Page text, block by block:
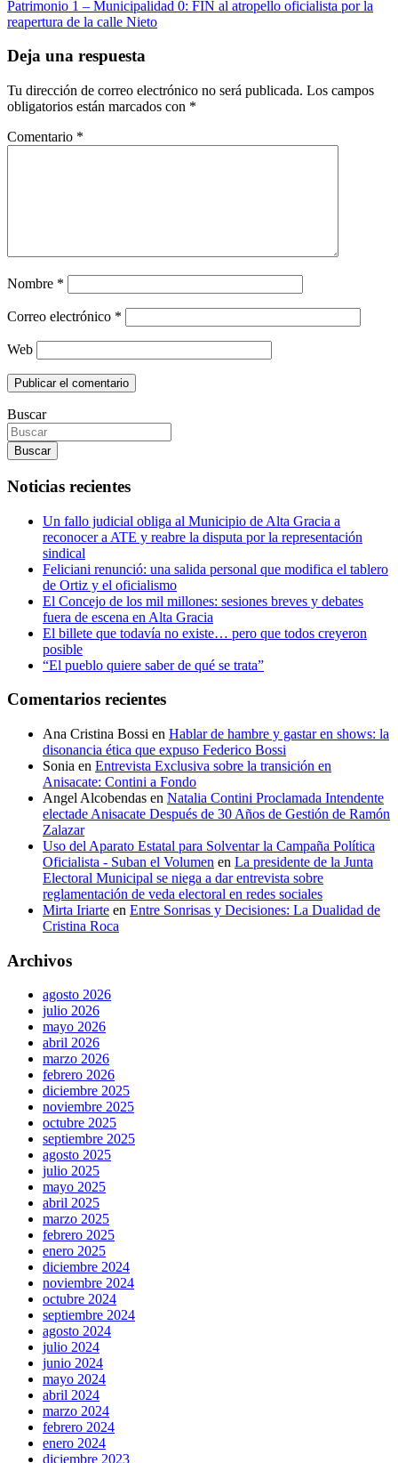
Patrimonio 1 – Municipalidad 0: FIN al atropello oficialista por la
reapertura de la calle Nieto
Deja una respuesta
Tu dirección de correo electrónico no será publicada. Los campos
obligatorios están marcados con *
Comentario *
Nombre *
Correo electrónico *
Web
Buscar
Buscar
Noticias recientes
Un fallo judicial obliga al Municipio de Alta Gracia a
reconocer a ATE y reabre la disputa por la representación
sindical
Feliciani renunció: una salida personal que modifica el tablero
de Ortiz y el oficialismo
El Concejo de los mil millones: sesiones breves y debates
fuera de escena en Alta Gracia
El billete que todavía no existe… pero que todos creyeron
posible
“El pueblo quiere saber de qué se trata”
Comentarios recientes
Ana Cristina Bossi en Hablar de hambre y gastar en shows: la
disonancia ética que expuso Federico Bossi
Sonia en Entrevista Exclusiva sobre la transición en
Anisacate: Contini a Fondo
Angel Alcobendas en Natalia Contini Proclamada Intendente
electade Anisacate Después de 30 Años de Gestión de Ramón
Zalazar
Uso del Aparato Estatal para Solventar la Campaña Política
Oficialista - Suban el Volumen en La presidente de la Junta
Electoral Municipal se niega a dar entrevista sobre
reglamentación de veda electoral en redes sociales
Mirta Iriarte en Entre Sonrisas y Decisiones: La Dualidad de
Cristina Roca
Archivos
agosto 2026
julio 2026
mayo 2026
abril 2026
marzo 2026
febrero 2026
diciembre 2025
noviembre 2025
octubre 2025
septiembre 2025
agosto 2025
julio 2025
mayo 2025
abril 2025
marzo 2025
febrero 2025
enero 2025
diciembre 2024
noviembre 2024
octubre 2024
septiembre 2024
agosto 2024
julio 2024
junio 2024
mayo 2024
abril 2024
marzo 2024
febrero 2024
enero 2024
diciembre 2023